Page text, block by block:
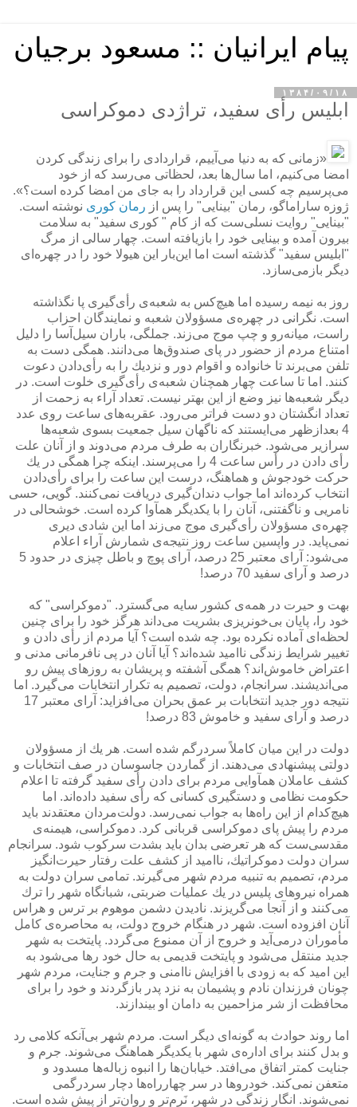
پیام ایرانیان :: مسعود برجیان
۱۳۸۴/۰۹/۱۸
ابلیس رأی سفید، تراژدی دموكراسی
«زمانی كه به دنیا می‌آییم، قراردادی را برای زندگی كردن
امضا می‌كنیم، اما سال‌ها بعد، لحظاتی می‌رسد كه از خود
می‌پرسیم چه كسی این قرارداد را به جای من امضا كرده است؟».
ژوزه ساراماگو، رمان "بینایی" را پس از رمان كوری نوشته است.
"بینایی" روایت نسلی‌ست كه از كام " كوری سفید" به سلامت
بیرون آمده و بینایی خود را بازیافته است. چهار سالی از مرگ
"ابلیس سفید" گذشته است اما این‌بار این هیولا خود را در چهره‌ای
دیگر بازمی‌سازد.
روز به نیمه رسیده اما هیچ‌كس به شعبه‌ی رأی‌گیری پا نگذاشته
است. نگرانی در چهره‌ی مسؤولان شعبه و نمایندگان احزاب
راست، میانه‌رو و چپ موج می‌زند. جملگی، باران سیل‌آسا را دلیل
امتناع مردم از حضور در پای صندوق‌ها می‌دانند. همگی دست به
تلفن می‌برند تا خانواده و اقوام دور و نزدیك را به رأی‌دادن دعوت
كنند. اما تا ساعت چهار همچنان شعبه‌ی رأی‌گیری خلوت است. در
دیگر شعبه‌ها نیز وضع از این بهتر نیست. تعداد آراء به زحمت از
تعداد انگشتان دو دست فراتر می‌رود. عقربه‌های ساعت روی عدد
4 بعدازظهر می‌ایستند كه ناگهان سیل جمعیت بسوی شعبه‌ها
سرازیر می‌شود. خبرنگاران به طرف مردم می‌دوند و از آنان علت
رأی دادن در رأس ساعت 4 را می‌پرسند. اینكه چرا همگی در یك
حركت خودجوش و هماهنگ، درست این ساعت را برای رأی‌دادن
انتخاب كرده‌اند اما جواب دندان‌گیری دریافت نمی‌كنند. گویی، حسی
نامریی و ناگفتنی، آنان را با یكدیگر همآوا كرده است. خوشحالی در
چهره‌ی مسؤولان رأی‌گیری موج می‌زند اما این شادی دیری
نمی‌پاید. در واپسین ساعت روز نتیجه‌ی شمارش آراء اعلام
می‌شود: آرای معتبر 25 درصد، آرای پوچ و باطل چیزی در حدود 5
درصد و آرای سفید 70 درصد!
بهت و حیرت در همه‌ی كشور سایه می‌گسترد. "دموكراسی" كه
خود را، پایان بی‌خونریزی بشریت می‌داند هرگز خود را برای چنین
لحظه‌ای آماده نكرده بود. چه شده است؟ آیا مردم از رأی دادن و
تغییر شرایط زندگی ناامید شده‌اند؟ آیا آنان در پی نافرمانی مدنی و
اعتراض‌ خاموش‌اند؟ همگی آشفته و پریشان به روزهای پیش رو
می‌اندیشند. سرانجام، دولت، تصمیم به تكرار انتخابات می‌گیرد. اما
نتیجه دور جدید انتخابات بر عمق بحران می‌افزاید: آرای معتبر 17
درصد و آرای سفید و خاموش 83 درصد!
دولت در این میان كاملاً سردرگم شده است. هر یك از مسؤولان
دولتی پیشنهادی می‌دهند. از گماردن جاسوسان در صف انتخابات و
كشف عاملان همآوایی مردم برای دادن رأی سفید گرفته تا اعلام
حكومت نظامی و دستگیری كسانی كه رأی سفید داده‌اند. اما
هیچ‌كدام از این راه‌ها به جواب نمی‌رسد. دولت‌مردان معتقدند باید
مردم را پیش پای دموكراسی قربانی كرد. دموكراسی، هیمنه‌ی
مقدسی‌ست كه هر تعرضی بدان باید بشدت سركوب شود. سرانجام
سران دولت دموكراتیك، ناامید از كشف علت رفتار حیرت‌انگیز
مردم، تصمیم به تنبیه مردم شهر می‌گیرند. تمامی سران دولت به
همراه نیروهای پلیس در یك عملیات ضربتی، شبانگاه شهر را ترك
می‌كنند و از آنجا می‌گریزند. نادیدن دشمن موهوم بر ترس و هراس
آنان افزوده است. شهر در هنگام خروج دولت، به محاصره‌ی كامل
مأموران درمی‌آید و خروج از آن ممنوع می‌گردد. پایتخت به شهر
جدید منتقل می‌شود و پایتخت قدیمی به حال خود رها می‌شود به
این امید كه به زودی با افزایش ناامنی و جرم و جنایت،‌ مردم شهر
چونان فرزندان نادم و پشیمان به نزد پدر بازگردند و خود را برای
محافظت از شر مزاحمین به دامان او بیندازند.
اما روند حوادث به گونه‌ای دیگر است. مردم شهر بی‌آنكه كلامی رد
و بدل كنند برای اداره‌ی شهر با یكدیگر هماهنگ می‌شوند. جرم و
جنایت كمتر اتفاق می‌افتد. خیابان‌ها را انبوه زباله‌ها مسدود و
متعفن نمی‌كند. خودروها در سر چهارراه‌ها دچار سردرگمی
نمی‌شوند. انگار زندگی در شهر، نَرم‌تر و روان‌تر از پیش شده است.